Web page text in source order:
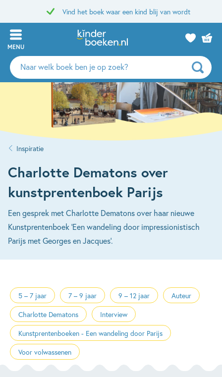
Vind het boek waar een kind blij van wordt
MENU
Zoeken
naar
Inspiratie
Charlotte Dematons over
kunstprentenboek Parijs
Een gesprek met Charlotte Dematons over haar nieuwe
Kunstprentenboek 'Een wandeling door impressionistisch
Parijs met Georges en Jacques'.
5 – 7 jaar 7 – 9 jaar 9 – 12 jaar
Auteur
Charlotte Dematons
Interview
Kunstprentenboeken - Een wandeling door Parijs
Voor volwassenen